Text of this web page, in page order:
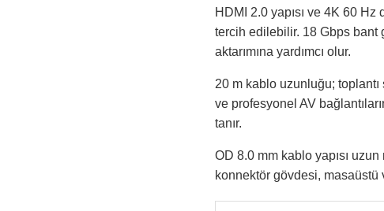
HDMI 2.0 yapısı ve 4K 60
tercih edilebilir. 18 Gbps
aktarımına yardımcı olur.
20 m kablo uzunluğu;
ve profesyonel AV
tanır.
OD 8.0 mm kablo yapısı uzun
konnektör gövdesi, masaüstü